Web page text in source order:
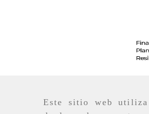
Este sitio web utiliza